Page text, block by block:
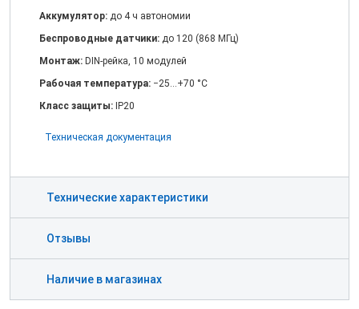
Аккумулятор: до 4 ч автономии
Беспроводные датчики: до 120 (868 МГц)
Монтаж: DIN-рейка, 10 модулей
Рабочая температура: −25…+70 °C
Класс защиты: IP20
Техническая документация
Технические характеристики
Отзывы
Наличие в магазинах